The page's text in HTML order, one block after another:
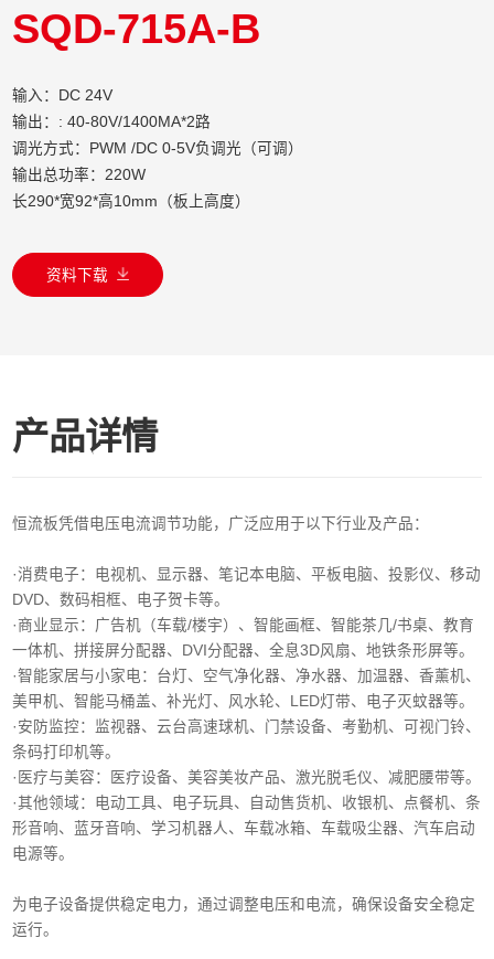
SQD-715A-B
输入：DC 24V
输出：: 40-80V/1400MA*2路
调光方式：PWM /DC 0-5V负调光（可调）
输出总功率：220W
长290*宽92*高10mm（板上高度）
资料下载
产品详情
恒流板凭借电压电流调节功能，广泛应用于以下行业及产品：
·消费电子‌：电视机、显示器、笔记本电脑、平板电脑、投影仪、移动
DVD、数码相框、电子贺卡等。
·商业显示‌：广告机（车载/楼宇）、智能画框、智能茶几/书桌、教育
一体机、拼接屏分配器、DVI分配器、全息3D风扇、地铁条形屏等。
·智能家居与小家电‌：台灯、空气净化器、净水器、加温器、香薰机、
美甲机、智能马桶盖、补光灯、风水轮、LED灯带、电子灭蚊器等。
‌·安防监控‌：监视器、云台高速球机、门禁设备、考勤机、可视门铃、
条码打印机等。
·医疗与美容‌：医疗设备、美容美妆产品、激光脱毛仪、减肥腰带等。
‌·其他领域‌：电动工具、电子玩具、自动售货机、收银机、点餐机、条
形音响、蓝牙音响、学习机器人、车载冰箱、车载吸尘器、汽车启动
电源等。
为电子设备提供稳定电力，通过调整电压和电流，确保设备安全稳定
运行。